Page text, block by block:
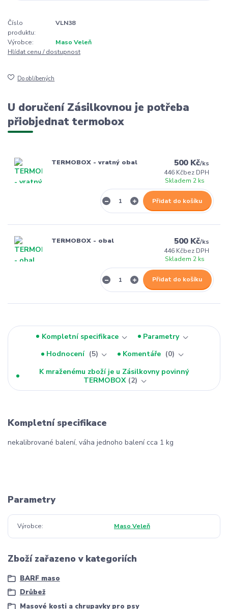
Číslo
produktu:
VLN38
Výrobce:
Maso Veleň
Hlídat cenu / dostupnost
Do oblíbených
U doručení Zásilkovnou je potřeba
přiobjednat termobox
TERMOBOX - vratný obal 500 Kč/ks
446 Kčbez DPH
Skladem 2 ks
Přidat do košíku
TERMOBOX - obal 500 Kč/ks
446 Kčbez DPH
Skladem 2 ks
Přidat do košíku
Kompletní specifikace
Parametry
Hodnocení
5 Komentáře
0
K mraženému zboží je u Zásilkovny povinný
TERMOBOX 2
Kompletní specifikace
nekalibrované balení, váha jednoho balení cca 1 kg
Parametry
Výrobce Maso Veleň
Zboží zařazeno v kategoriích
BARF maso
Drůbež
Masové kosti a chrupavky pro psy